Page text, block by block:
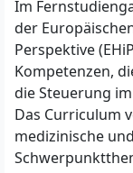
Fachwirtin,
Zugang
mindestens
(z. B.
Im
der
Perspektive
Kompetenzen,
die Steuerung
Das Curriculum
medizinische